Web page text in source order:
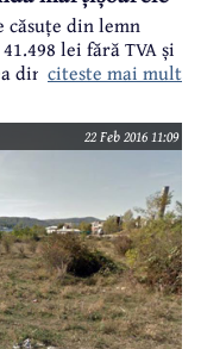
căsuțe din lemn
lei fără TVA și
din fața Mercantis
citeste mai mult
22 Feb 2016 11:09